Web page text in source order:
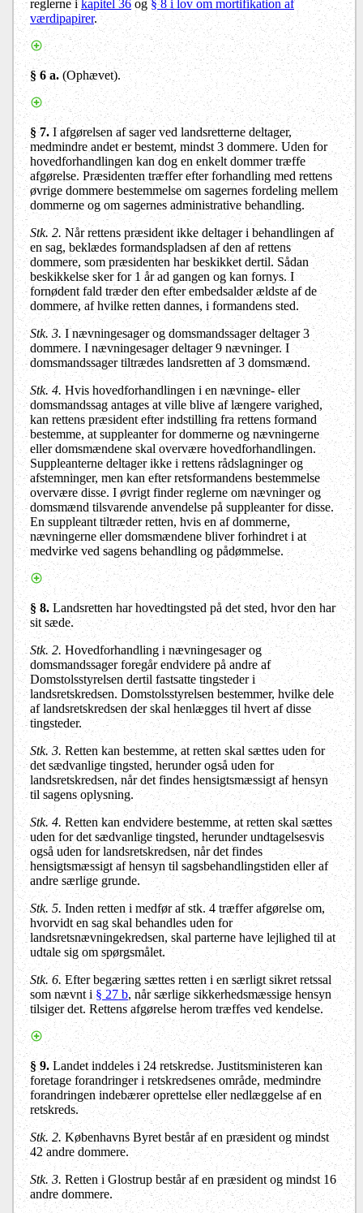
reglerne i kapitel 36 og§ 8 i lov om mortifikation af
værdipapirer.
§ 6 a.(Ophævet).
§ 7.I afgørelsen af sager ved landsretterne deltager,
medmindre andet er bestemt, mindst 3 dommere. Uden for
hovedforhandlingen kan dog en enkelt dommer træffe
afgørelse. Præsidenten træffer efter forhandling med rettens
øvrige dommere bestemmelse om sagernes fordeling mellem
dommerne og om sagernes administrative behandling.
Stk. 2. Når rettens præsident ikke deltager i behandlingen af
en sag, beklædes formandspladsen af den af rettens
dommere, som præsidenten har beskikket dertil. Sådan
beskikkelse sker for 1 år ad gangen og kan fornys. I
fornødent fald træder den efter embedsalder ældste af de
dommere, af hvilke retten dannes, i formandens sted.
Stk. 3. I nævningesager og domsmandssager deltager 3
dommere. I nævningesager deltager 9 nævninger. I
domsmandssager tiltrædes landsretten af 3 domsmænd.
Stk. 4. Hvis hovedforhandlingen i en nævninge- eller
domsmandssag antages at ville blive af længere varighed,
kan rettens præsident efter indstilling fra rettens formand
bestemme, at suppleanter for dommerne og nævningerne
eller domsmændene skal overvære hovedforhandlingen.
Suppleanterne deltager ikke i rettens rådslagninger og
afstemninger, men kan efter retsformandens bestemmelse
overvære disse. I øvrigt finder reglerne om nævninger og
domsmænd tilsvarende anvendelse på suppleanter for disse.
En suppleant tiltræder retten, hvis en af dommerne,
nævningerne eller domsmændene bliver forhindret i at
medvirke ved sagens behandling og pådømmelse.
§ 8.Landsretten har hovedtingsted på det sted, hvor den har
sit sæde.
Stk. 2. Hovedforhandling i nævningesager og
domsmandssager foregår endvidere på andre af
Domstolsstyrelsen dertil fastsatte tingsteder i
landsretskredsen. Domstolsstyrelsen bestemmer, hvilke dele
af landsretskredsen der skal henlægges til hvert af disse
tingsteder.
Stk. 3. Retten kan bestemme, at retten skal sættes uden for
det sædvanlige tingsted, herunder også uden for
landsretskredsen, når det findes hensigtsmæssigt af hensyn
til sagens oplysning.
Stk. 4. Retten kan endvidere bestemme, at retten skal sættes
uden for det sædvanlige tingsted, herunder undtagelsesvis
også uden for landsretskredsen, når det findes
hensigtsmæssigt af hensyn til sagsbehandlingstiden eller af
andre særlige grunde.
Stk. 5. Inden retten i medfør af stk. 4 træffer afgørelse om,
hvorvidt en sag skal behandles uden for
landsretsnævningekredsen, skal parterne have lejlighed til at
udtale sig om spørgsmålet.
Stk. 6.Efter begæring sættes retten i en særligt sikret retssal
som nævnt i § 27 b, når særlige sikkerhedsmæssige hensyn
tilsiger det. Rettens afgørelse herom træffes ved kendelse.
§ 9.Landet inddeles i 24 retskredse. Justitsministeren kan
foretage forandringer i retskredsenes område, medmindre
forandringen indebærer oprettelse eller nedlæggelse af en
retskreds.
Stk. 2.Københavns Byret består af en præsident og mindst
42 andre dommere.
Stk. 3. Retten i Glostrup består af en præsident og mindst 16
andre dommere.